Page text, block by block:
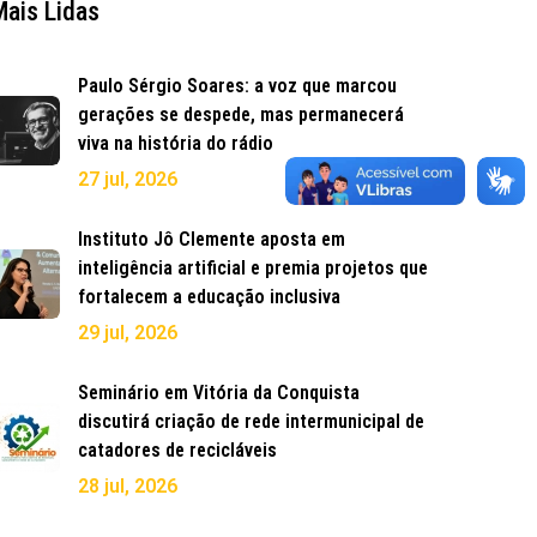
Lidas
Paulo Sérgio Soares: a voz que marcou
gerações se despede, mas permanecerá
viva na história do rádio
27 jul, 2026
Instituto Jô Clemente aposta em
inteligência artificial e premia projetos que
fortalecem a educação inclusiva
29 jul, 2026
Seminário em Vitória da Conquista
discutirá criação de rede intermunicipal de
catadores de recicláveis
28 jul, 2026